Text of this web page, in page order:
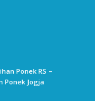
Ponek RS –
Ponek Jogja